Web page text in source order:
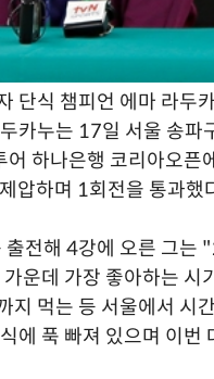
단식 챔피언 에마 라두
카누는 17일 서울 송파
하나은행 코리아오픈
압하며 1회전을 통과했
전해 4강에 오른 그는
운데 가장 좋아하는
지 먹는 등 서울에서 시
에 푹 빠져 있으며 이번